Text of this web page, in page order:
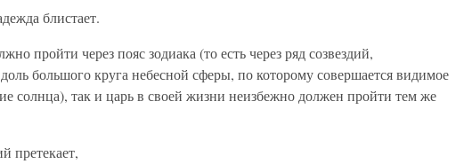
блистает.
пройти через пояс зодиака (то есть через ряд созвездий,
большого круга небесной сферы, по которому совершается видимое
солнца), так и царь в своей жизни неизбежно должен пройти тем же
претекает,